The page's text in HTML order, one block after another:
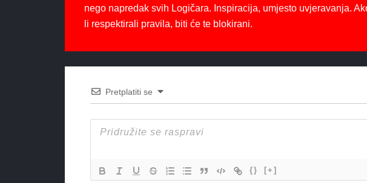
nego napredak svih Logičara. Inspiracija, umjesto uvjeravanja.
li respektirali pravila, biti će te blokirani.
Pretplatiti se
{} [+]